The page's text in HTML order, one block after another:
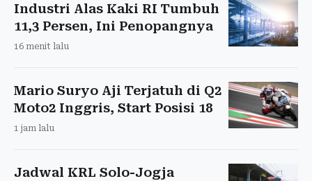
Industri Alas Kaki RI Tumbuh
11,3 Persen, Ini Penopangnya
16 menit lalu
Mario Suryo Aji Terjatuh di Q2
Moto2 Inggris, Start Posisi 18
1 jam lalu
Jadwal KRL Solo-Jogja